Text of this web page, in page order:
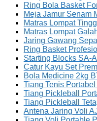
Ring Bola Basket
Meja Jamur Senam
Matras Lompat
Matras Lompat
Jaring Gawang
Ring Basket
Starting Blocks SA-
Catur Kayu Set
Bola Medicine 2kg
Tiang Tenis
Tiang Pickleball
Tiang Pickleball
Antena Jaring Voli